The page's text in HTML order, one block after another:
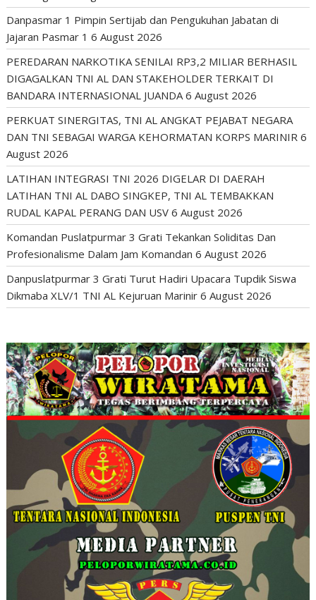
Danpasmar 1 Pimpin Sertijab dan Pengukuhan Jabatan di
Jajaran Pasmar 1 6 August 2026
PEREDARAN NARKOTIKA SENILAI RP3,2 MILIAR BERHASIL
DIGAGALKAN TNI AL DAN STAKEHOLDER TERKAIT DI
BANDARA INTERNASIONAL JUANDA 6 August 2026
PERKUAT SINERGITAS, TNI AL ANGKAT PEJABAT NEGARA
DAN TNI SEBAGAI WARGA KEHORMATAN KORPS MARINIR 6
August 2026
LATIHAN INTEGRASI TNI 2026 DIGELAR DI DAERAH
LATIHAN TNI AL DABO SINGKEP, TNI AL TEMBAKKAN
RUDAL KAPAL PERANG DAN USV 6 August 2026
Komandan Puslatpurmar 3 Grati Tekankan Soliditas Dan
Profesionalisme Dalam Jam Komandan 6 August 2026
Danpuslatpurmar 3 Grati Turut Hadiri Upacara Tupdik Siswa
Dikmaba XLV/1 TNI AL Kejuruan Marinir 6 August 2026